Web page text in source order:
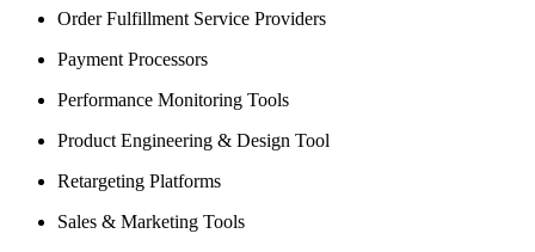
Order Fulfillment Service Providers
Payment Processors
Performance Monitoring Tools
Product Engineering & Design Tool
Retargeting Platforms
Sales & Marketing Tools